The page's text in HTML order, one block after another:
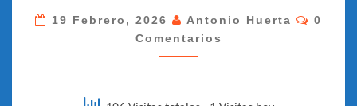
DE
19 Febrero, 2026 Antonio Huerta
0
Comentarios